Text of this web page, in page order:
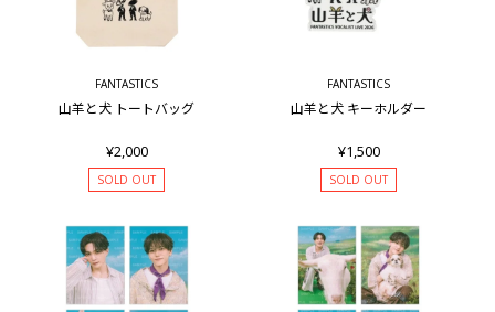
FANTASTICS
山羊と犬 トートバッグ
¥2,000
SOLD OUT
FANTASTICS
山羊と犬 キーホルダー
¥1,500
SOLD OUT